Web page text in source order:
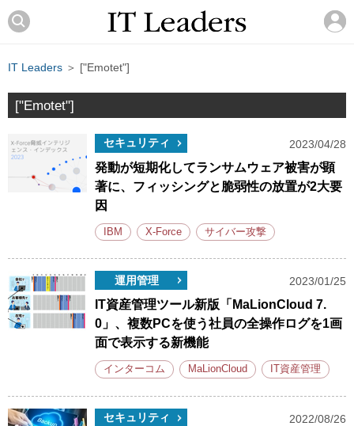
IT Leaders ＞ ["Emotet"]
["Emotet"]
セキュリティ 2023/04/28
発動が短期化してランサムウェア被害が顕
著に、フィッシングと脆弱性の放置が2大要
因
IBM X-Force サイバー攻撃
運用管理 2023/01/25
IT資産管理ツール新版「MaLionCloud 7.
0」、複数PCを使う社員の全操作ログを1画
面で表示する新機能
インターコム MaLionCloud IT資産管理
セキュリティ 2022/08/26